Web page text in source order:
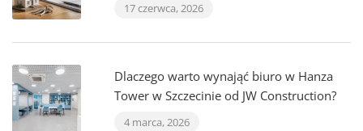
17 czerwca, 2026
Dlaczego warto wynająć biuro w Hanza
Tower w Szczecinie od JW Construction?
4 marca, 2026